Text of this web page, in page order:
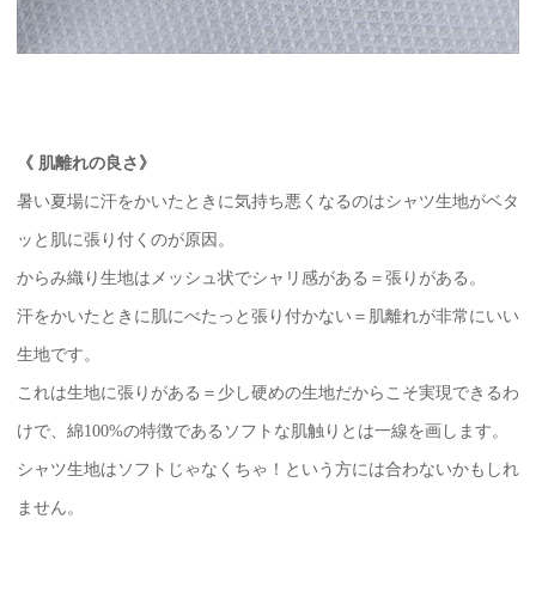
《 肌離れの良さ》
暑い夏場に汗をかいたときに気持ち悪くなるのはシャツ生地がベタ
ッと肌に張り付くのが原因。
からみ織り生地はメッシュ状でシャリ感がある＝張りがある。
汗をかいたときに肌にべたっと張り付かない＝肌離れが非常にいい
生地です。
これは生地に張りがある＝少し硬めの生地だからこそ実現できるわ
けで、綿100%の特徴であるソフトな肌触りとは一線を画します。
シャツ生地はソフトじゃなくちゃ！という方には合わないかもしれ
ません。